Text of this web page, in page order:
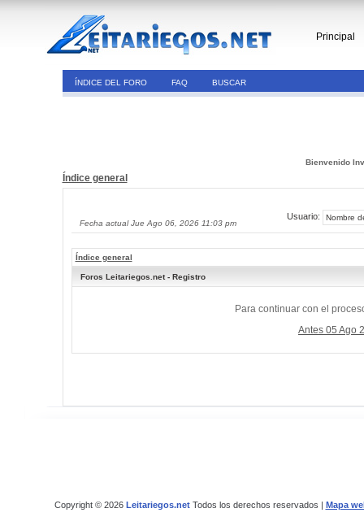
Principal
ÍNDICE DEL FORO FAQ BUSCAR
Bienvenido
Índice general
Fecha actual Jue Ago 06, 2026 11:03 pm
Usuario:
Índice general
Foros Leitariegos.net - Registro
Para continuar con el
Antes 05 Ago
Copyright © 2026 Leitariegos.netTodos los derechos reservados | Mapa